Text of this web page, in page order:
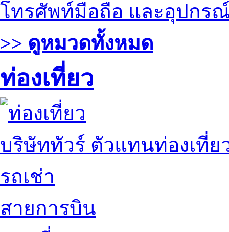
โทรศัพท์มือถือ และอุปกร
>> ดูหมวดทั้งหมด
ท่องเที่ยว
บริษัททัวร์ ตัวแทนท่องเที่ย
รถเช่า
สายการบิน